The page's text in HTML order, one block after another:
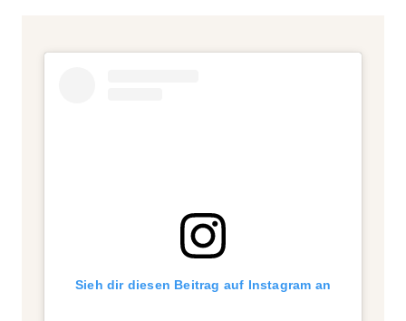
Sieh dir diesen Beitrag auf Instagram an